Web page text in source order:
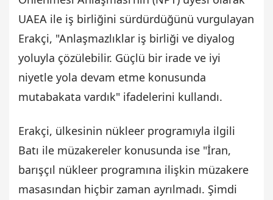
UAEA ile iş birliğini sürdürdüğünü vurgulayan
Erakçi, "Anlaşmazlıklar iş birliği ve diyalog
yoluyla çözülebilir. Güçlü bir irade ve iyi
niyetle yola devam etme konusunda
mutabakata vardık" ifadelerini kullandı.
Erakçi, ülkesinin nükleer programıyla ilgili
Batı ile müzakereler konusunda ise "İran,
barışçıl nükleer programına ilişkin müzakere
masasından hiçbir zaman ayrılmadı. Şimdi